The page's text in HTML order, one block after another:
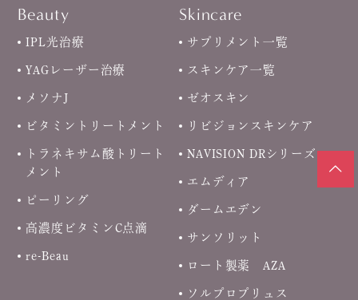
Beauty
IPL光治療
YAGレーザー治療
メソナJ
ビタミントリートメント
トラネキサム酸トリート
メント
ピーリング
高濃度ビタミンC点滴
re-Beau
Skincare
サプリメント一覧
スキンケア一覧
ゼオスキン
リビジョンスキンケア
NAVISION DRシリーズ
エムディア
ダームエデン
サンソリット
ロート製薬 AZA
ソルプロプリュス